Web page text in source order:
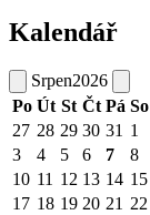
Kalendář
Srpen2026
Po Út St Čt Pá So
27 28 29 30 31 1
3
4 5 6 7 8
10 11 12 13 14 15
17 18 19 20 21 22